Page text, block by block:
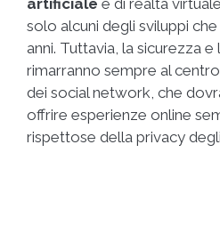
solo alcuni degli sviluppi
anni. Tuttavia, la sicurezza
rimarranno sempre al
dei social network, che
offrire esperienze online
rispettose della privacy